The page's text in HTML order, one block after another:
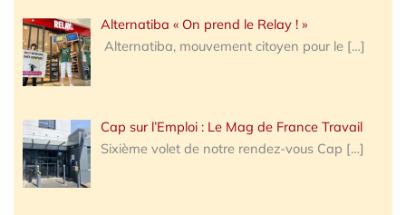
Alternatiba « On prend le Relay ! »
Alternatiba, mouvement citoyen pour le […]
Cap sur l’Emploi : Le Mag de France Travail
Sixième volet de notre rendez-vous Cap […]